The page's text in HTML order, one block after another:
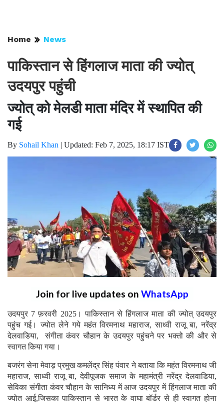
Home News
पाकिस्तान से हिंगलाज माता की ज्योत्
उदयपुर पहुंची
ज्योत् को मेलडी माता मंदिर में स्थापित की
गई
By Sohail Khan | Updated: Feb 7, 2025, 18:17 IST
Join for live updates on WhatsApp
उदयपुर 7 फ़रवरी 2025। पाकिस्तान से हिंगलाज माता की ज्योत् उदयपुर
पहुंच गई। ज्योत लेने गये महंत विरमनाथ महाराज, साध्वी राजू बा, नरेंद्र
देलवाडिया, संगीता कंवर चौहान के उदयपुर पहुंचने पर भक्तो की और से
स्वागत किया गया।
बजरंग सेना मेवाड़ प्रमुख कमलेंद्र सिंह पंवार ने बताया कि महंत विरमनाथ जी
महाराज, साध्वी राजू बा, देवीपूजक समाज के महामंत्री नरेंद्र देलवाडिया,
सेविका संगीता कंवर चौहान के सानिध्य में आज उदयपुर में हिंगलाज माता की
ज्योत आई,जिसका पाकिस्तान से भारत के वाघा बॉर्डर से ही स्वागत होना